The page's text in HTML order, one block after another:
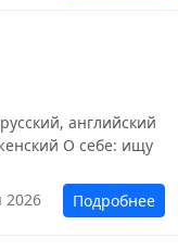
английский
О себе: ищу
2026
Подробнее